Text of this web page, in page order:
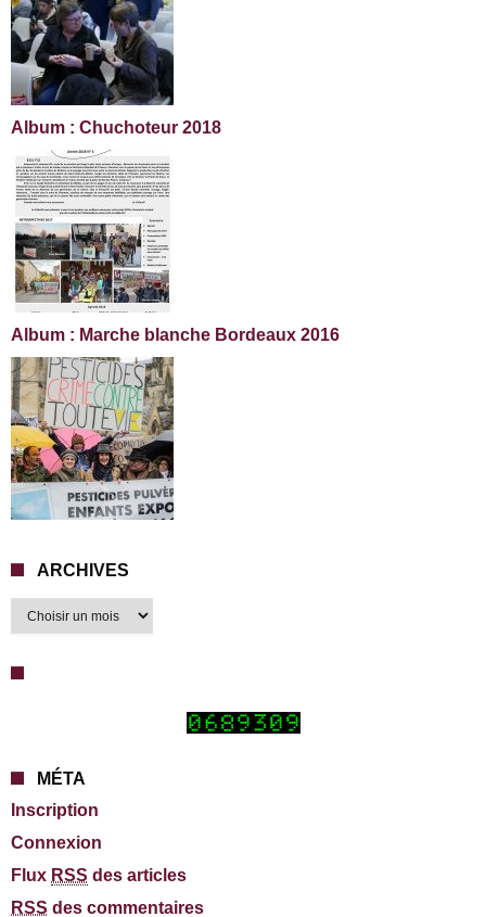
Album : Chuchoteur 2018
Album : Marche blanche Bordeaux 2016
ARCHIVES
MÉTA
Inscription
Connexion
Flux RSS des articles
RSS des commentaires